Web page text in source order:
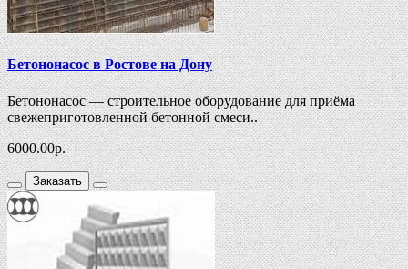
Бетононасос в Ростове на Дону
Бетононасос — строительное оборудование для приёма
свежеприготовленной бетонной смеси..
6000.00р.
Заказать